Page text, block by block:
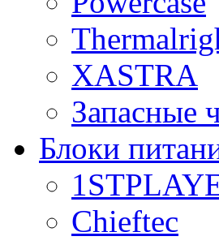
XASTRA
Запасные
Блоки
Chieftec